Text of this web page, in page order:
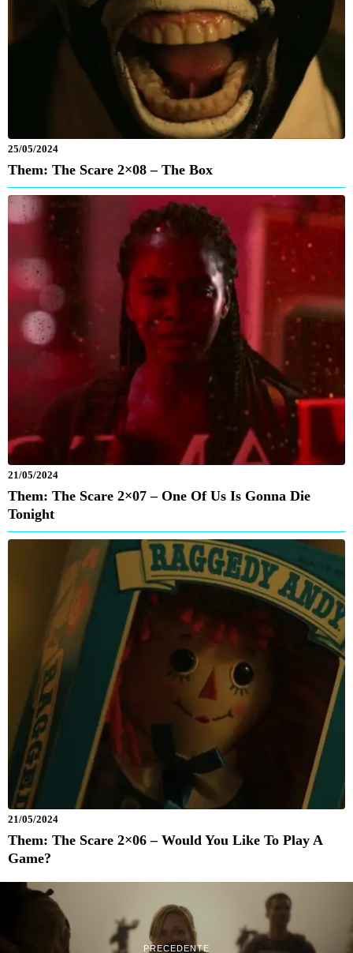
25/05/2024
Them: The Scare 2×08 – The Box
21/05/2024
Them: The Scare 2×07 – One Of Us Is Gonna Die
Tonight
21/05/2024
Them: The Scare 2×06 – Would You Like To Play A
Game?
PRECEDENTE